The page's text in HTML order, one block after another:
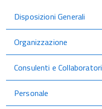
Disposizioni Generali
Organizzazione
Consulenti e Collaboratori
Personale